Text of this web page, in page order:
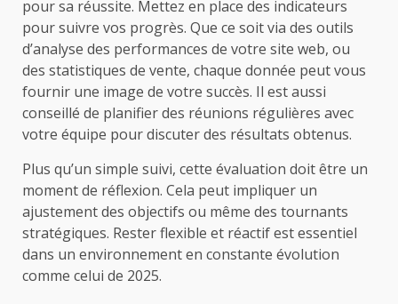
pour sa réussite. Mettez en place des indicateurs
pour suivre vos progrès. Que ce soit via des outils
d’analyse des performances de votre site web, ou
des statistiques de vente, chaque donnée peut vous
fournir une image de votre succès. Il est aussi
conseillé de planifier des réunions régulières avec
votre équipe pour discuter des résultats obtenus.
Plus qu’un simple suivi, cette évaluation doit être un
moment de réflexion. Cela peut impliquer un
ajustement des objectifs ou même des tournants
stratégiques. Rester flexible et réactif est essentiel
dans un environnement en constante évolution
comme celui de 2025.